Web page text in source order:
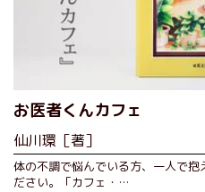
お医者くんカフェ
仙川環［著］
体の不調で悩んでいる方、一人で抱
ださい。「カフェ・…